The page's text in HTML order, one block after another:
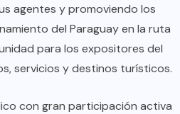
agentes y promoviendo los
del Paraguay en la ruta
para los expositores del
servicios y destinos turísticos.
con gran participación activa